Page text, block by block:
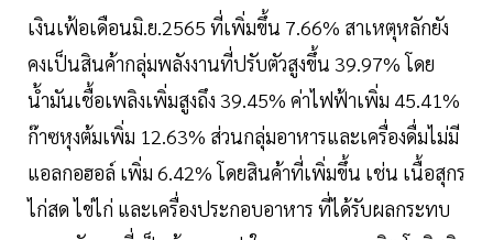
เงินเฟ้อเดือนมิ.ย.2565 ที่เพิ่มขึ้น 7.66% สาเหตุหลักยัง
คงเป็นสินค้ากลุ่มพลังงานที่ปรับตัวสูงขึ้น 39.97% โดย
น้ำมันเชื้อเพลิงเพิ่มสูงถึง 39.45% ค่าไฟฟ้าเพิ่ม 45.41%
ก๊าซหุงต้มเพิ่ม 12.63% ส่วนกลุ่มอาหารและเครื่องดื่มไม่มี
แอลกอฮอล์ เพิ่ม 6.42% โดยสินค้าที่เพิ่มขึ้น เช่น เนื้อสุกร
ไก่สด ไข่ไก่ และเครื่องประกอบอาหาร ที่ได้รับผลกระทบ